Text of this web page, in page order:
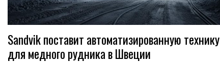
Sandvik поставит автоматизированную технику
для медного рудника в Швеции